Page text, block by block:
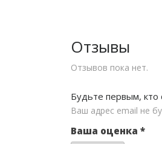
Отзывы
Отзывов пока нет.
Будьте первым, кто
Ваш адрес email не
Ваша оценка *